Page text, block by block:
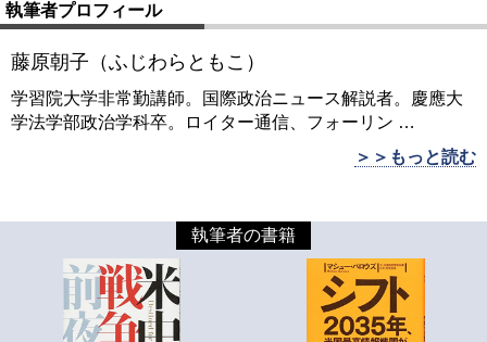
執筆者プロフィール
藤原朝子（ふじわらともこ）
学習院大学非常勤講師。国際政治ニュース解説者。慶應大
学法学部政治学科卒。ロイター通信、フォーリン …
＞＞もっと読む
執筆者の書籍